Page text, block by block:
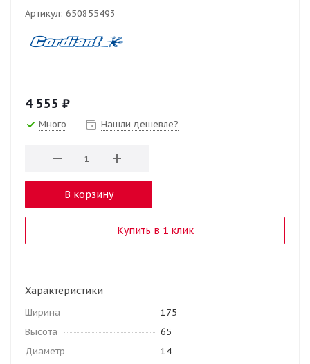
Артикул: 650855493
4 555 ₽
Много Нашли дешевле?
В корзину
Купить в 1 клик
Характеристики
Ширина
175
Высота
65
Диаметр
14